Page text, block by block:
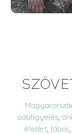
odafigyelés,
életért ,tábor